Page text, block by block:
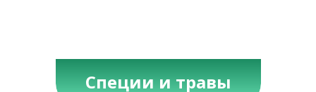
Специи и травы